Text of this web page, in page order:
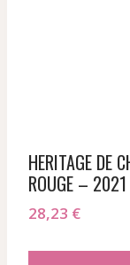
HERITAGE DE
ROUGE – 2021
28,23 €